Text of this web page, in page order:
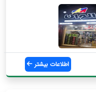
اطلاعات بیشتر